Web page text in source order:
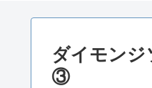
ダイモンジ
③